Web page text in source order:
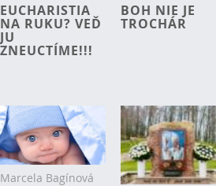
EUCHARISTIA
NA RUKU? VEĎ
JU
ZNEUCTÍME!!!
BOH NIE JE
TROCHÁR
Marcela Bagínová